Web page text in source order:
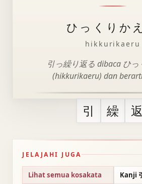
ひっくりか
hikkurikaeru
引っ繰り返る dibaca ひっ
(hikkurikaeru) dan
引 繰 返
JELAJAHI JUGA
Lihat semua kosakata Kanji